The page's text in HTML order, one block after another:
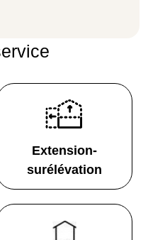
Extension-
surélévation